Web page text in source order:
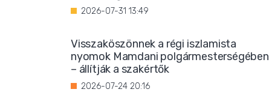
2026-07-31 13:49
Visszaköszönnek a régi iszlamista
nyomok Mamdani polgármesterségében
– állítják a szakértők
2026-07-24 20:16